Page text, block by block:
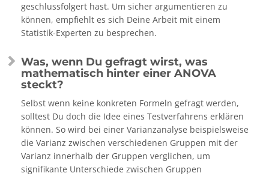
geschlussfolgert hast. Um sicher argumentieren zu
können, empfiehlt es sich Deine Arbeit mit einem
Statistik-Experten zu besprechen.
Was, wenn Du gefragt wirst, was
mathematisch hinter einer ANOVA
steckt?
Selbst wenn keine konkreten Formeln gefragt werden,
solltest Du doch die Idee eines Testverfahrens erklären
können. So wird bei einer Varianzanalyse beispielsweise
die Varianz zwischen verschiedenen Gruppen mit der
Varianz innerhalb der Gruppen verglichen, um
signifikante Unterschiede zwischen Gruppen